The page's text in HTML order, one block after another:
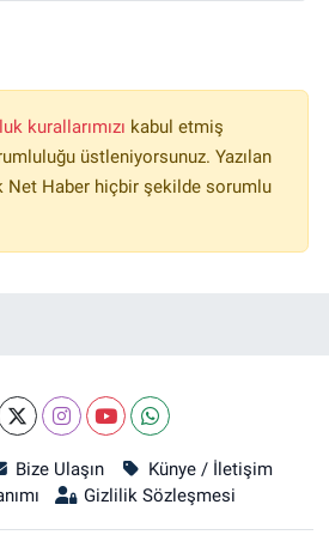
kurallarımızı kabul etmiş
üstleniyorsunuz. Yazılan
Net Haber hiçbir şekilde sorumlu
Bize Ulaşın
Künye / İletişim
Gizlilik Sözleşmesi